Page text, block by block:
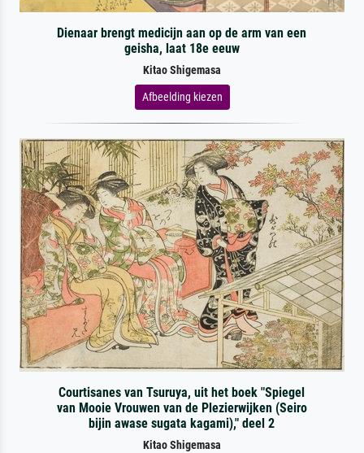
Dienaar brengt medicijn aan op de arm van een
geisha, laat 18e eeuw
Kitao Shigemasa
Afbeelding kiezen
Courtisanes van Tsuruya, uit het boek "Spiegel
van Mooie Vrouwen van de Plezierwijken (Seiro
bijin awase sugata kagami)," deel 2
Kitao Shigemasa